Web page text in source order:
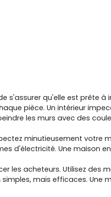
s'assurer qu'elle est prête à
pièce. Un intérieur
les murs avec des
minutieusement votre
d'électricité. Une maison
les acheteurs. Utilisez des
mais efficaces. Une